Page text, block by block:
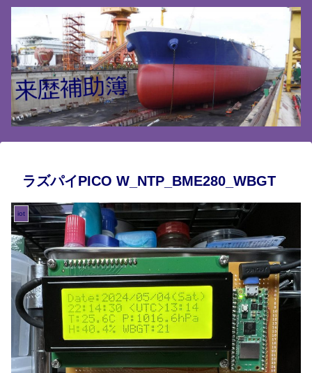
ラズパイPICO W_NTP_BME280_WBGT
iot